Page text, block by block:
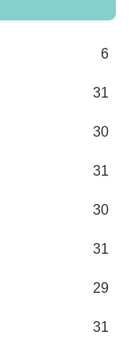
6
31
30
31
30
31
29
31